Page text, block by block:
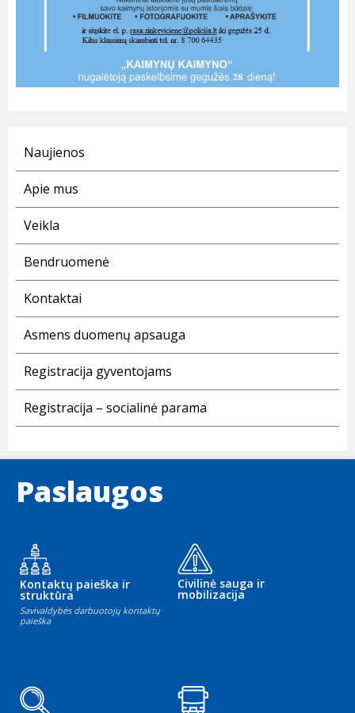
Naujienos
Apie mus
Veikla
Bendruomenė
Kontaktai
Asmens duomenų apsauga
Registracija gyventojams
Registracija – socialinė parama
Paslaugos
Kontaktų paieška ir
struktūra
Savivaldybės darbuotojų kontaktų
paieška
Civilinė sauga ir
mobilizacija